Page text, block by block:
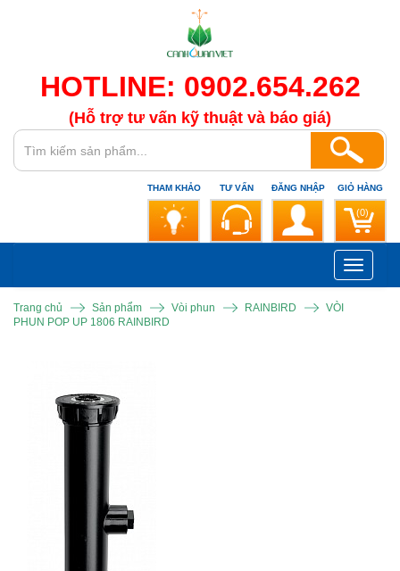
HOTLINE: 0902.654.262
(Hỗ trợ tư vấn kỹ thuật và báo giá)
THAM KHẢO TƯ VẤN ĐĂNG NHẬP GIỎ HÀNG
(0)
Toggle
Trang chủ Sản phẩm Vòi phun RAINBIRD
VÒI
PHUN POP UP 1806 RAINBIRD